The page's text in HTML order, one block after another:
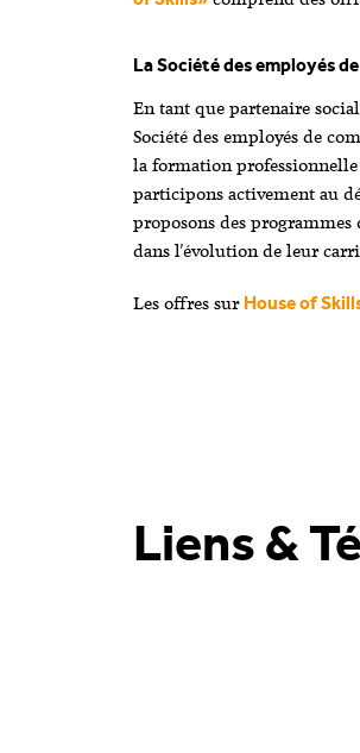
La Société des employés
En tant que partenaire
Société des employés de
la formation
participons activement au
proposons des
dans l'évolution de leur
Les offres sur House of
Liens &